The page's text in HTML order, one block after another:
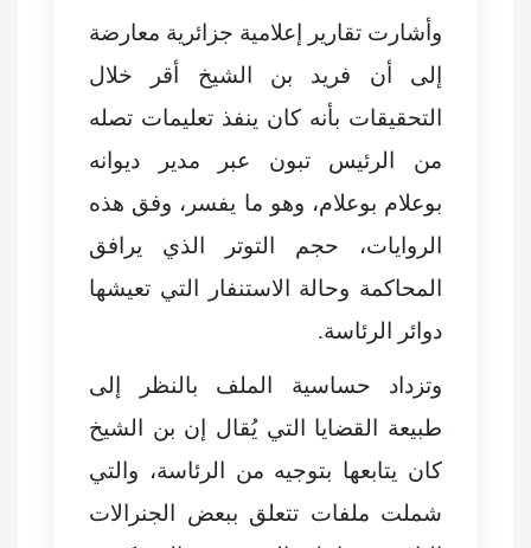
وأشارت تقارير إعلامية جزائرية معارضة
إلى أن فريد بن الشيخ أقر خلال
التحقيقات بأنه كان ينفذ تعليمات تصله
من الرئيس تبون عبر مدير ديوانه
بوعلام بوعلام، وهو ما يفسر، وفق هذه
الروايات، حجم التوتر الذي يرافق
المحاكمة وحالة الاستنفار التي تعيشها
دوائر الرئاسة.
وتزداد حساسية الملف بالنظر إلى
طبيعة القضايا التي يُقال إن بن الشيخ
كان يتابعها بتوجيه من الرئاسة، والتي
شملت ملفات تتعلق ببعض الجنرالات